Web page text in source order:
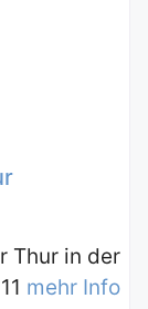
Thur in der
mehr Info